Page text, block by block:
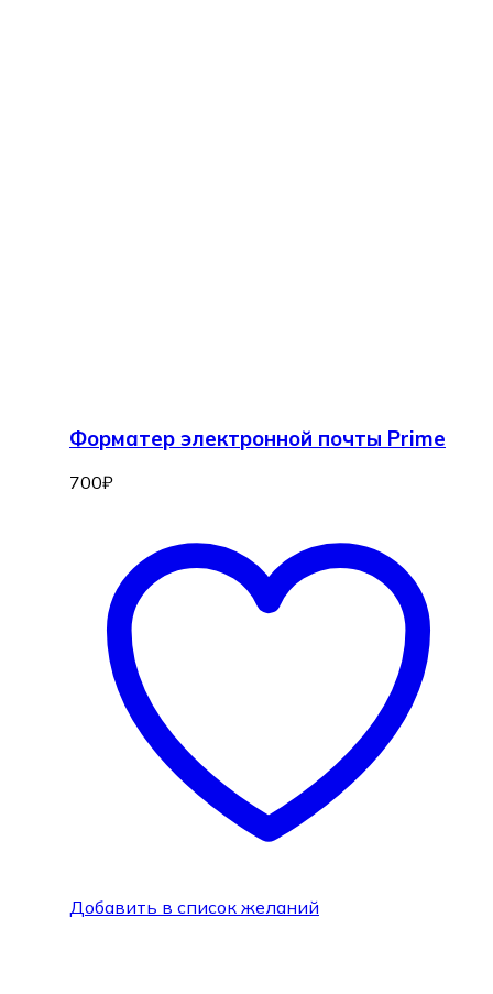
Форматер электронной почты Prime
700₽
Добавить в список желаний